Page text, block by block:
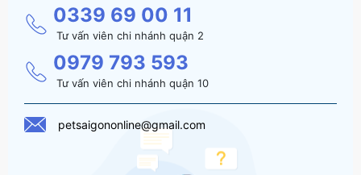
0339 69 00 11
Tư vấn viên chi nhánh quận 2
0979 793 593
Tư vấn viên chi nhánh quận 10
petsaigononline@gmail.com